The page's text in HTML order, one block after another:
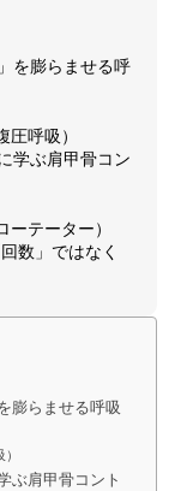
を膨らませる呼
圧呼吸）
学ぶ肩甲骨コン
ーテーター）
数」ではなく
膨らませる呼吸
ぶ肩甲骨コント